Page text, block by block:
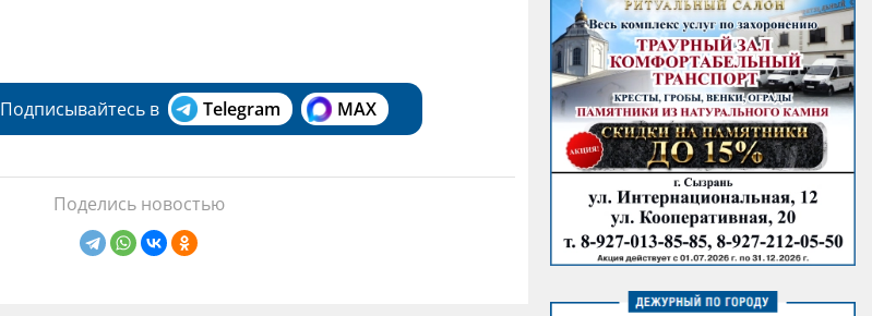
Подписывайтесь в Telegram MAX
Поделись новостью